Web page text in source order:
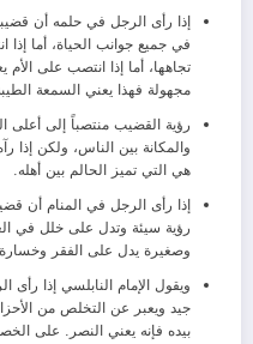
إذا رأى الرجل في حلمه أن
في جميع جوانب الحياة، أما إذا
تجاهها، أما إذا انتصب على
مجهولة فهذا يعني السمعة
رؤية القضيب منتصباً إلى أعلى
والمكانة بين الناس، ولكن إذا
هي التي تميز الحالم بين أهله.
إذا رأى الرجل في المنام أن
رؤية سيئة وتدل على خلل في
وصغيرة يدل على الفقر
ويقول الإمام النابلسي إذا
جيد ويعبر عن التخلص من
بيده فإنه يعني النصر. على